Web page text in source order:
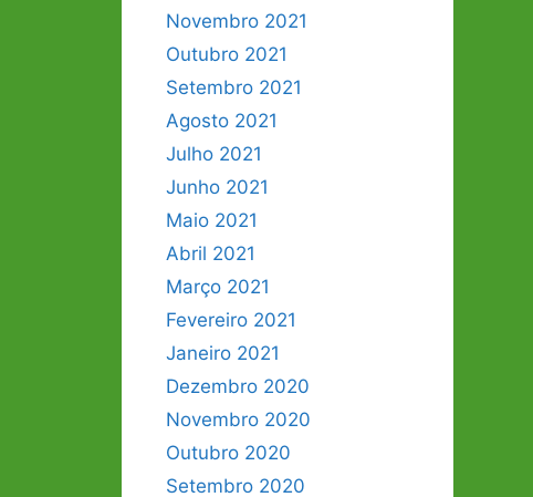
Novembro 2021
Outubro 2021
Setembro 2021
Agosto 2021
Julho 2021
Junho 2021
Maio 2021
Abril 2021
Março 2021
Fevereiro 2021
Janeiro 2021
Dezembro 2020
Novembro 2020
Outubro 2020
Setembro 2020